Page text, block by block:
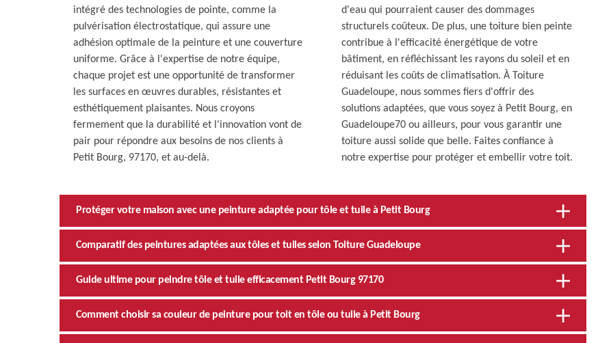
intégré des technologies de pointe, comme la
pulvérisation électrostatique, qui assure une
adhésion optimale de la peinture et une couverture
uniforme. Grâce à l'expertise de notre équipe,
chaque projet est une opportunité de transformer
les surfaces en œuvres durables, résistantes et
esthétiquement plaisantes. Nous croyons
fermement que la durabilité et l'innovation vont de
pair pour répondre aux besoins de nos clients à
Petit Bourg, 97170, et au-delà.
d'eau qui pourraient causer des dommages
structurels coûteux. De plus, une toiture bien peinte
contribue à l'efficacité énergétique de votre
bâtiment, en réfléchissant les rayons du soleil et en
réduisant les coûts de climatisation. À Toiture
Guadeloupe, nous sommes fiers d'offrir des
solutions adaptées, que vous soyez à Petit Bourg, en
Guadeloupe70 ou ailleurs, pour vous garantir une
toiture aussi solide que belle. Faites confiance à
notre expertise pour protéger et embellir votre toit.
Protéger votre maison avec une peinture adaptée pour tôle et tuile à Petit Bourg
Comparatif des peintures adaptées aux tôles et tuiles selon Toiture Guadeloupe
Guide ultime pour peindre tôle et tuile efficacement Petit Bourg 97170
Comment choisir sa couleur de peinture pour toit en tôle ou tuile à Petit Bourg